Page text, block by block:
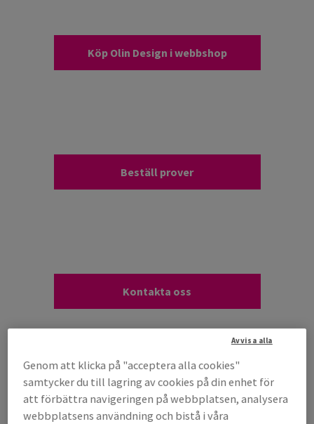
Köp Olin Design i webbshop
Beställ prover
Kontakta oss
Genom att klicka på "acceptera alla cookies"
samtycker du till lagring av cookies på din enhet för
att förbättra navigeringen på webbplatsen, analysera
webbplatsens användning och bistå i våra
Avvisa alla